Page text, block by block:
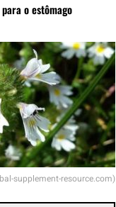
o estômago
supplement-resource.com)